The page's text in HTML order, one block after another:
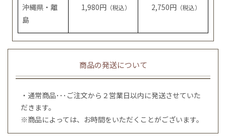
沖縄県・離
島
1,980円 （税込） 2,750円 （税込）
商品の発送について
・通常商品･･･ご注文から２営業日以内に発送させていた
だきます。
※商品によっては、お時間をいただくことがございます。